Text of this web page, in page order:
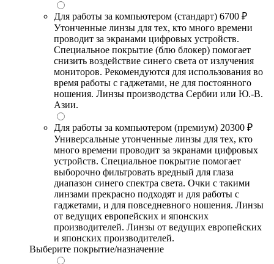
Для работы за компьютером (стандарт) 6700 ₽
Утонченные линзы для тех, кто много времени
проводит за экранами цифровых устройств.
Специальное покрытие (блю блокер) помогает
снизить воздействие синего света от излучения
мониторов. Рекомендуются для использования во
время работы с гаджетами, не для постоянного
ношения. Линзы производства Сербии или Ю.-В.
Азии.
Для работы за компьютером (премиум) 20300 ₽
Универсальные утонченные линзы для тех, кто
много времени проводит за экранами цифровых
устройств. Специальное покрытие помогает
выборочно фильтровать вредный для глаза
диапазон синего спектра света. Очки с такими
линзами прекрасно подходят и для работы с
гаджетами, и для повседневного ношения. Линзы
от ведущих европейских и японских
производителей. Линзы от ведущих европейских
и японских производителей.
Выберите покрытие/назначение